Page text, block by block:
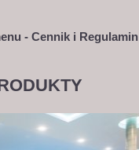
- Cennik i Regulamin